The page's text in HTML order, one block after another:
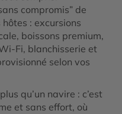
compromis” de
: excursions
boissons premium,
Fi, blanchisserie et
selon vos
qu’un navire : c’est
et sans effort, où